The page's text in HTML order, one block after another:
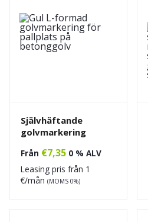
Självhäftande
golvmarkering
Från €7,35 0 % ALV
Leasing pris från 1
€/mån (MOMS 0%)